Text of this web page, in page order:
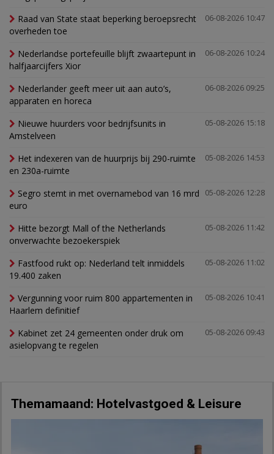
06-08-2026 10:47
Raad van State staat beperking beroepsrecht
overheden toe
06-08-2026 10:24
Nederlandse portefeuille blijft zwaartepunt in
halfjaarcijfers Xior
06-08-2026 09:25
Nederlander geeft meer uit aan auto’s,
apparaten en horeca
05-08-2026 15:18
Nieuwe huurders voor bedrijfsunits in
Amstelveen
05-08-2026 14:53
Het indexeren van de huurprijs bij 290-ruimte
en 230a-ruimte
05-08-2026 12:28
Segro stemt in met overnamebod van 16 mrd
euro
05-08-2026 11:42
Hitte bezorgt Mall of the Netherlands
onverwachte bezoekerspiek
05-08-2026 11:02
Fastfood rukt op: Nederland telt inmiddels
19.400 zaken
05-08-2026 10:41
Vergunning voor ruim 800 appartementen in
Haarlem definitief
05-08-2026 09:43
Kabinet zet 24 gemeenten onder druk om
asielopvang te regelen
Themamaand: Hotelvastgoed & Leisure